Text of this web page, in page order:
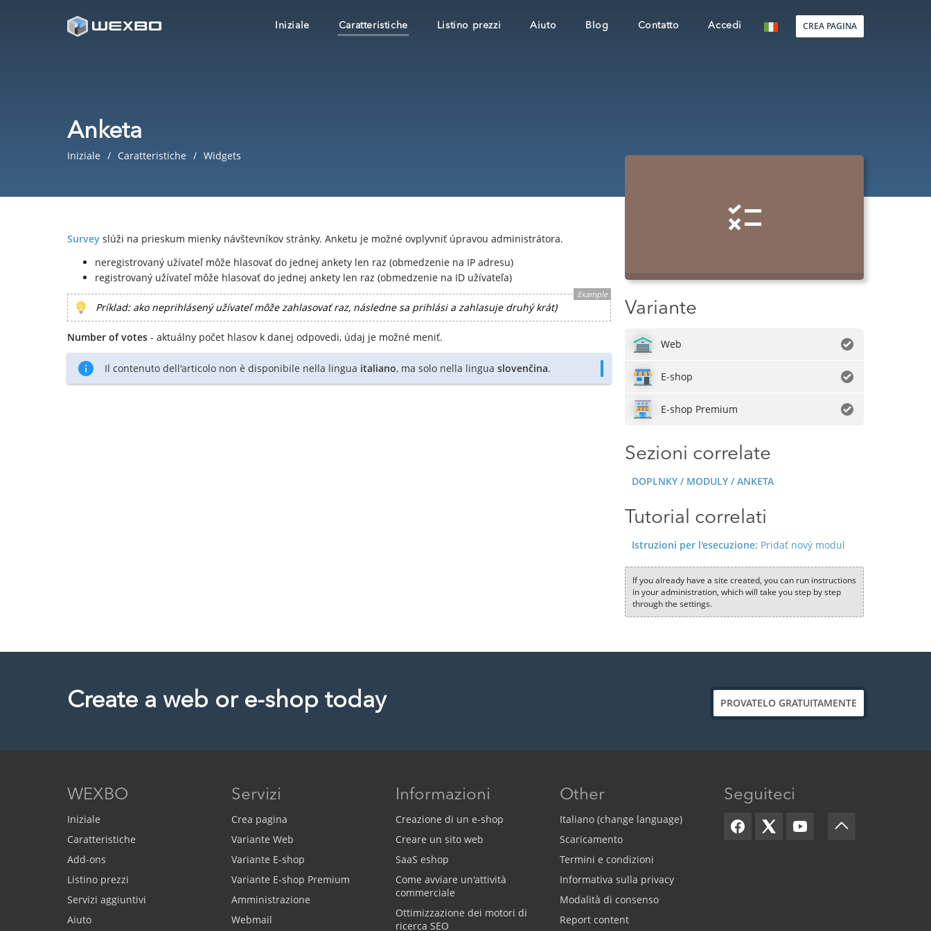
Iniziale Caratteristiche Listino prezzi Aiuto Blog Contatto Accedi CREA PAGINA
Anketa
Iniziale Caratteristiche Widgets
Survey slúži na prieskum mienky návštevníkov stránky. Anketu je možné ovplyvniť úpravou administrátora.
neregistrovaný užívateľ môže hlasovať do jednej ankety len raz (obmedzenie na IP adresu)
registrovaný užívateľ môže hlasovať do jednej ankety len raz (obmedzenie na ID užívateľa)
Example
Príklad: ako neprihlásený užívateľ môže zahlasovať raz, následne sa prihlási a zahlasuje druhý krát)
Number of votes - aktuálny počet hlasov k danej odpovedi, údaj je možné meniť.
Il contenuto dell'articolo non è disponibile nella lingua italiano, ma solo nella lingua slovenčina.
Variante
Web
E-shop
E-shop Premium
Sezioni correlate
DOPLNKY / MODULY / ANKETA
Tutorial correlati
Istruzioni per l'esecuzione: Pridať nový modul
If you already have a site created, you can run instructions
in your administration, which will take you step by step
through the settings.
Create a web or e-shop today PROVATELO GRATUITAMENTE
WEXBO
Iniziale
Caratteristiche
Add-ons
Listino prezzi
Servizi aggiuntivi
Aiuto
Servizi
Crea pagina
Variante Web
Variante E-shop
Variante E-shop Premium
Amministrazione
Webmail
Informazioni
Creazione di un e-shop
Creare un sito web
SaaS eshop
Come avviare un'attività
commerciale
Ottimizzazione dei motori di
ricerca SEO
Other
Italiano (change language)
Scaricamento
Termini e condizioni
Informativa sulla privacy
Modalità di consenso
Report content
Seguiteci